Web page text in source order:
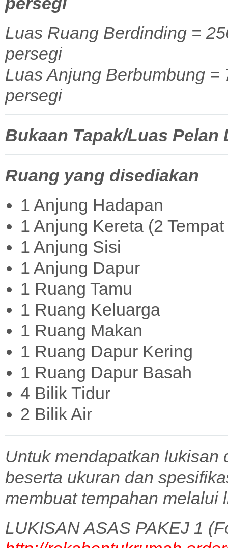
Luas Ruang Berdinding =
persegi
Luas Anjung Berbumbung
persegi
Bukaan Tapak/Luas Pelan
Ruang yang disediakan
1 Anjung Hadapan
1 Anjung Kereta (2
1 Anjung Sisi
1 Anjung Dapur
1 Ruang Tamu
1 Ruang Keluarga
1 Ruang Makan
1 Ruang Dapur Kering
1 Ruang Dapur Basah
4 Bilik Tidur
2 Bilik Air
Untuk mendapatkan
beserta ukuran dan
membuat tempahan melalui
LUKISAN ASAS PAKEJ 1